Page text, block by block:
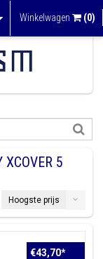
Winkelwagen (0)
XCOVER 5
Hoogste prijs
€43,70*